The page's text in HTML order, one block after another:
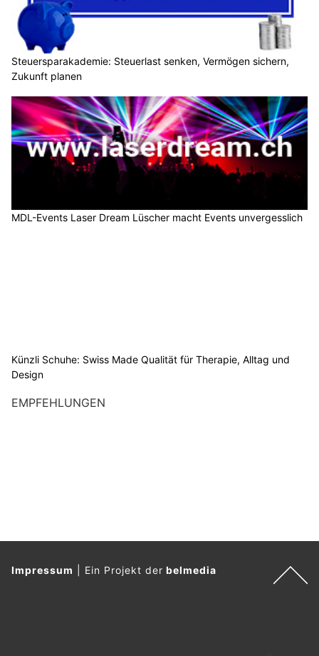
Steuersparakademie: Steuerlast senken, Vermögen sichern,
Zukunft planen
MDL-Events Laser Dream Lüscher macht Events unvergesslich
Künzli Schuhe: Swiss Made Qualität für Therapie, Alltag und
Design
EMPFEHLUNGEN
Impressum Ein Projekt derbelmedia